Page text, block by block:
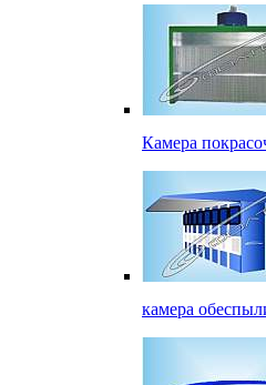
Камера
камера